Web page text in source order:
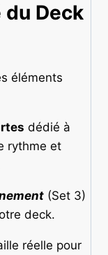
Deck
éléments
dédié à
rythme et
(Set 3)
deck.
réelle pour